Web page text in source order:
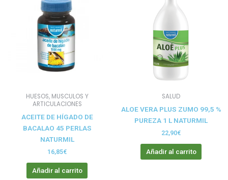
HUESOS, MUSCULOS Y
ARTICULACIONES
ACEITE DE HÍGADO DE
BACALAO 45 PERLAS
NATURMIL
16,85€
Añadir al carrito
SALUD
ALOE VERA PLUS ZUMO 99,5 %
PUREZA 1 L NATURMIL
22,90€
Añadir al carrito